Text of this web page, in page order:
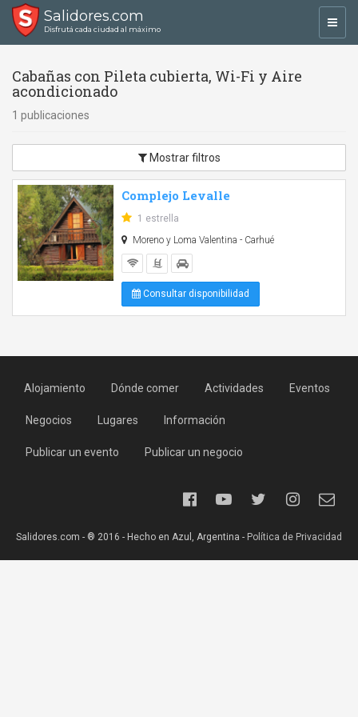
Salidores.com
Disfrutá cada ciudad al máximo
Cabañas con Pileta cubierta, Wi-Fi y Aire
acondicionado
1 publicaciones
Mostrar filtros
Complejo Levalle
1 estrella
Moreno y Loma Valentina - Carhué
Consultar disponibilidad
Alojamiento Dónde comer Actividades Eventos
Negocios Lugares Información
Publicar un evento Publicar un negocio
Salidores.com - ® 2016 - Hecho en Azul, Argentina - Política de Privacidad